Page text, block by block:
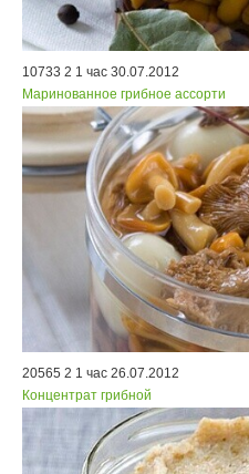
10733 2 1 час 30.07.2012
Маринованное грибное ассорти
20565 2 1 час 26.07.2012
Концентрат грибной